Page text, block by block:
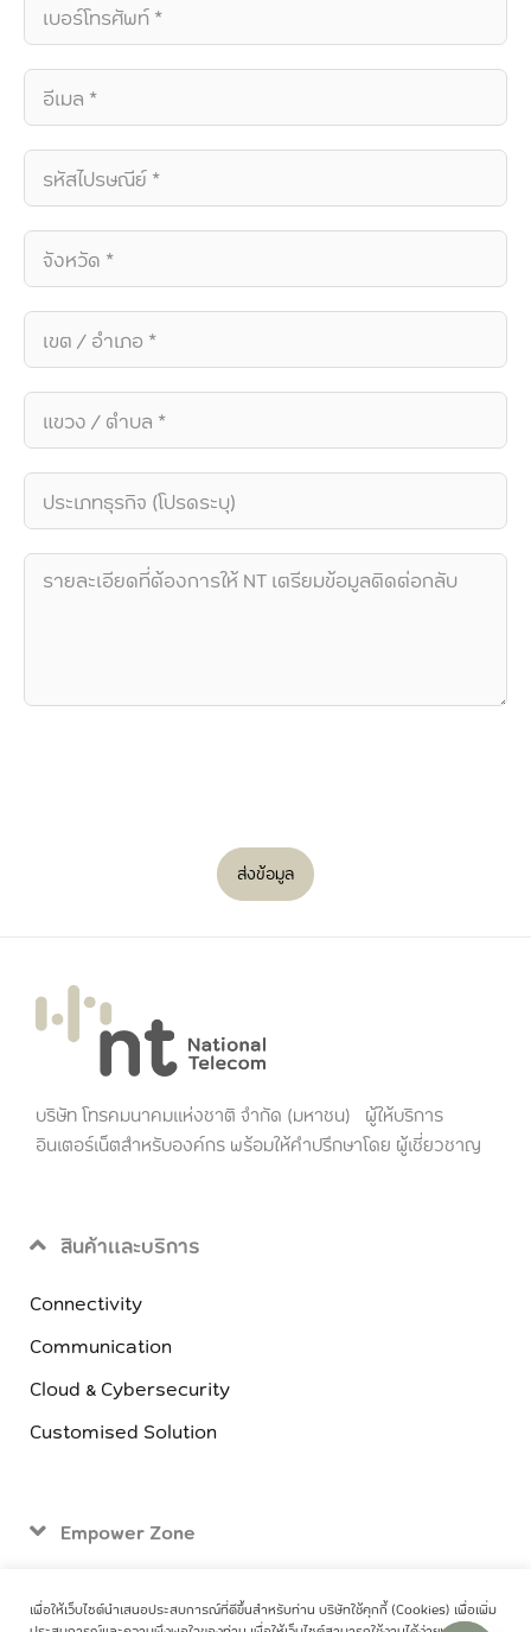
ส่งข้อมูล
บริษัท โทรคมนาคมแห่งชาติ จำกัด (มหาชน) ผู้ให้บริการ
อินเตอร์เน็ตสำหรับองค์กร พร้อมให้คำปรึกษาโดย ผู้เชี่ยวชาญ
สินค้าและบริการ
Connectivity
Communication
Cloud & Cybersecurity
Customised Solution
Empower Zone
เพื่อให้เว็บไซต์นำเสนอประสบการณ์ที่ดีขึ้นสำหรับท่าน บริษัทใช้คุกกี้ (Cookies) เพื่อเพิ่ม